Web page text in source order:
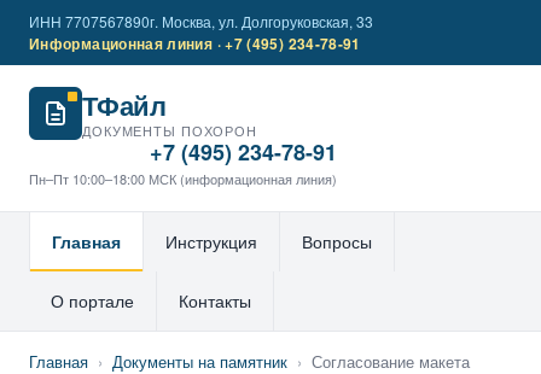
ИНН 7707567890г. Москва, ул. Долгоруковская, 33
Информационная линия · +7 (495) 234-78-91
ТФайл
ДОКУМЕНТЫ ПОХОРОН
+7 (495) 234-78-91
Пн–Пт 10:00–18:00 МСК (информационная линия)
Главная Инструкция Вопросы
О портале Контакты
Главная › Документы на памятник › Согласование макета